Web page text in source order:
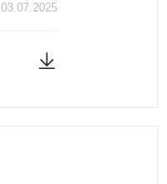
03.07.2025